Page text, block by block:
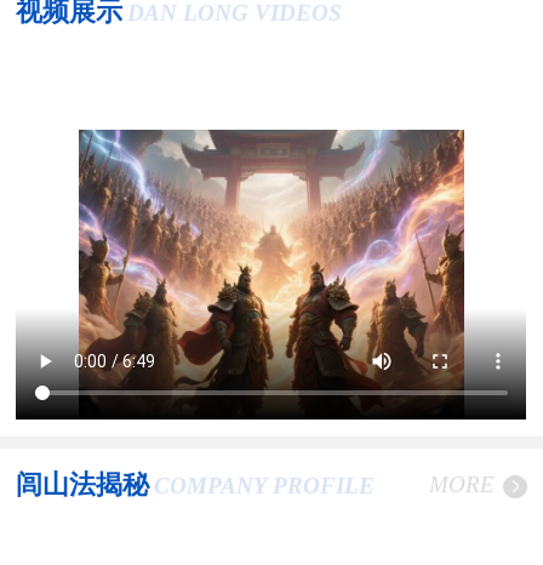
视频展示 DAN LONG VIDEOS
闾山法揭秘 COMPANY PROFILE MORE